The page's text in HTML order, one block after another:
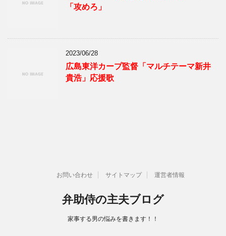
「攻めろ」
2023/06/28
広島東洋カープ監督「マルチテーマ新井
貴浩」応援歌
お問い合わせ サイトマップ 運営者情報
弁助侍の主夫ブログ
家事する男の悩みを書きます！！